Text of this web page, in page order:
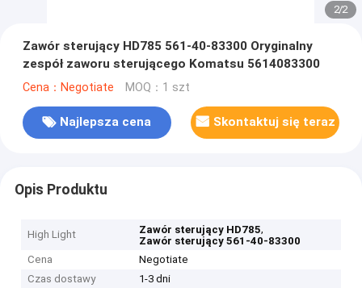
2/2
Zawór sterujący HD785 561-40-83300 Oryginalny
zespół zaworu sterującego Komatsu 5614083300
Cena：Negotiate MOQ：1 szt
Najlepsza cena Skontaktuj się teraz
Opis Produktu
High Light Zawór sterujący HD785,
Zawór sterujący 561-40-83300
Cena
Negotiate
Czas dostawy
1-3 dni